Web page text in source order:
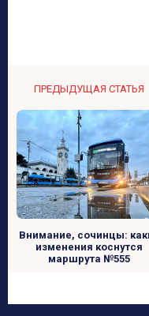
ПРЕДЫДУЩАЯ СТАТЬЯ
Внимание, сочинцы:
изменения коснутся
маршрута №555